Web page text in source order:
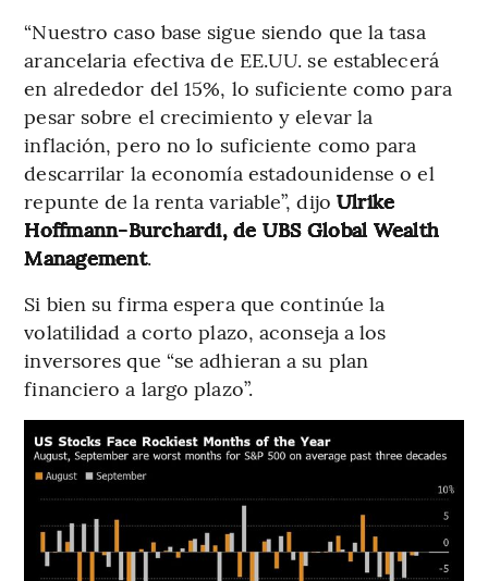
“Nuestro caso base sigue siendo que la tasa
arancelaria efectiva de EE.UU. se establecerá
en alrededor del 15%, lo suficiente como para
pesar sobre el crecimiento y elevar la
inflación, pero no lo suficiente como para
descarrilar la economía estadounidense o el
repunte de la renta variable”, dijo Ulrike
Hoffmann-Burchardi, de UBS Global Wealth
Management.
Si bien su firma espera que continúe la
volatilidad a corto plazo, aconseja a los
inversores que “se adhieran a su plan
financiero a largo plazo”.